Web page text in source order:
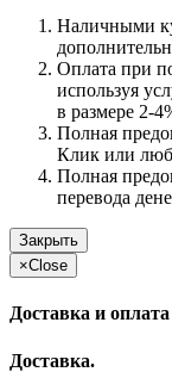
Наличными
Оплата при
используя
в размере 2-
Полная
Клик или
Полная
перевода
Закрыть
×Close
Доставка и оплата
Доставка.